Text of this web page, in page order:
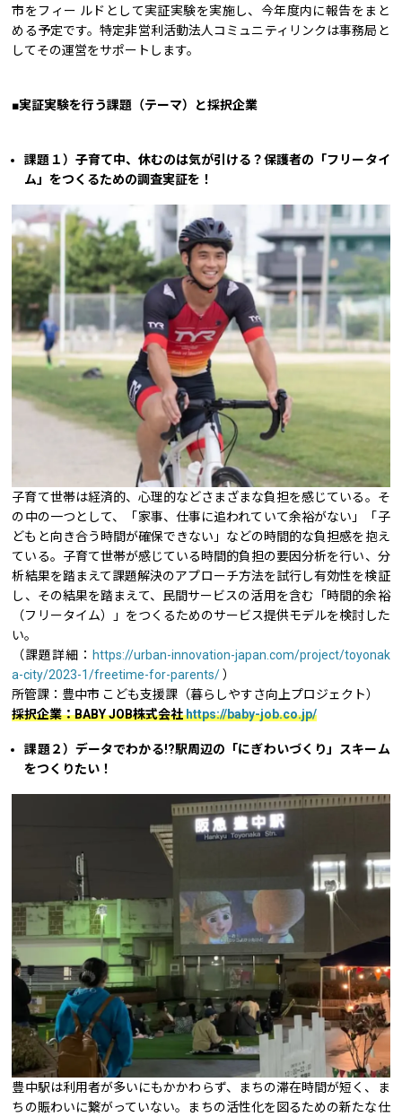
市をフィー ルドとして実証実験を実施し、今年度内に報告をまと
める予定です。特定非営利活動法人コミュニティリンクは事務局と
してその運営をサポートします。
■実証実験を行う課題（テーマ）と採択企業
課題１）子育て中、休むのは気が引ける？保護者の「フリータイ
ム」をつくるための調査実証を！
子育て世帯は経済的、心理的などさまざまな負担を感じている。そ
の中の一つとして、「家事、仕事に追われていて余裕がない」「子
どもと向き合う時間が確保できない」などの時間的な負担感を抱え
ている。子育て世帯が感じている時間的負担の要因分析を行い、分
析結果を踏まえて課題解決のアプローチ方法を試行し有効性を検証
し、その結果を踏まえて、民間サービスの活用を含む「時間的余裕
（フリータイム）」をつくるためのサービス提供モデルを検討した
い。
（課題詳細： https://urban-innovation-japan.com/project/toyonak
a-city/2023-1/freetime-for-parents/ ）
所管課：豊中市 こども支援課（暮らしやすさ向上プロジェクト）
採択企業：BABY JOB株式会社https://baby-job.co.jp/
課題２）データでわかる!?駅周辺の「にぎわいづくり」スキーム
をつくりたい！
豊中駅は利用者が多いにもかかわらず、まちの滞在時間が短く、ま
ちの賑わいに繋がっていない。まちの活性化を図るための新たな仕